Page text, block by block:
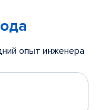
опыт инженера